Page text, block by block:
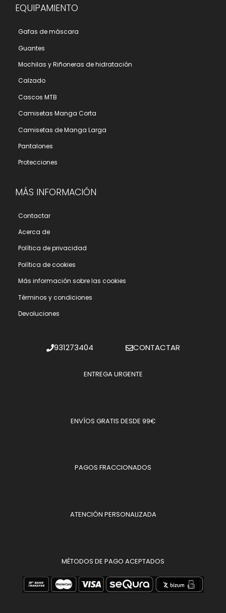
EQUIPAMIENTO
Gafas de máscara
Guantes
Mochilas y Riñoneras de hidratación
Calzado
Cascos MTB
Camisetas Manga Corta
Camisetas de Manga Larga
Pantalones
Protecciones
MÁS INFORMACIÓN
Contactar
Acerca de
Polí­tica de privacidad
Polí­tica de cookies
Más información sobre las cookies
Términos y condiciones
Devoluciones
931273404 CONTACTAR
ENTREGA URGENTE
ENVÍOS GRATIS DESDE 99€
PAGOS FRACCIONADOS
ATENCIÓN PERSONALIZADA
MÉTODOS DE PAGO ACEPTADOS